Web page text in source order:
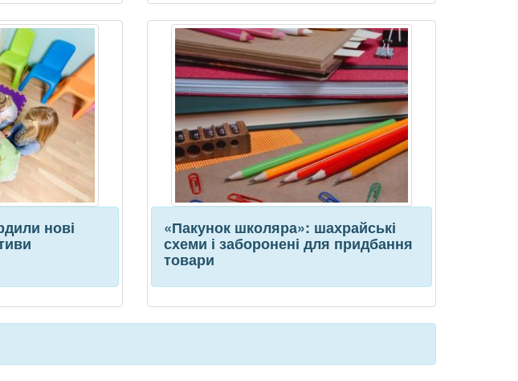
нові «Пакунок школяра»: шахрайські
схеми і заборонені для придбання
товари